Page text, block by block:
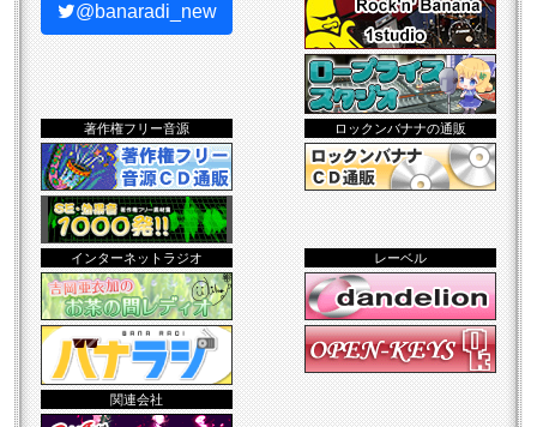
@banaradi_new
著作権フリー音源 ロックンバナナの通販
インターネットラジオ レーベル
関連会社